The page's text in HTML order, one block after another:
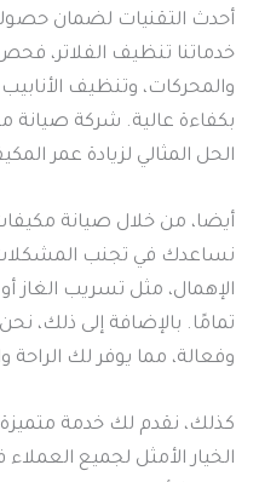
أحدث التقنيات لضمان
خدماتنا تنظيف الفلاتر، فحص
والمحركات، وتنظيف
بكفاءة عالية. شركة
الحل المثالي لزيادة عمر
أيضا، من خلال صيانة
نساعدك في تجنب
الإهمال، مثل تسريب الغاز
تمامًا. بالإضافة إلى
وفعالة، مما يوفر لك الراحة
كذلك، نقدم لك خدمة متميزة
الخيار الأمثل لجميع